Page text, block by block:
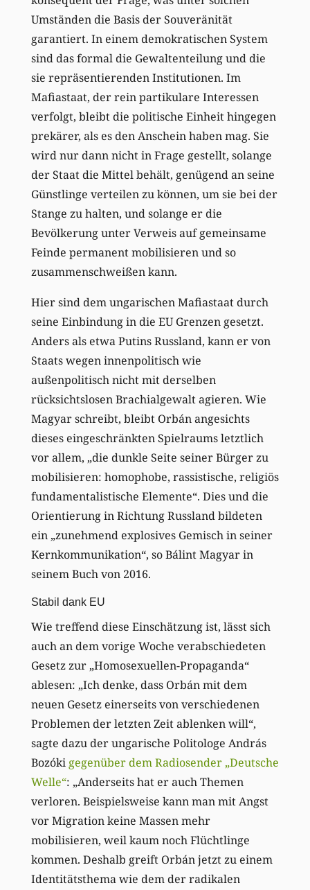
Umständen die Basis der Souveränität
garantiert. In einem demokratischen System
sind das formal die Gewaltenteilung und die
sie repräsentierenden Institutionen. Im
Mafiastaat, der rein partikulare Interessen
verfolgt, bleibt die politische Einheit hingegen
prekärer, als es den Anschein haben mag. Sie
wird nur dann nicht in Frage gestellt, solange
der Staat die Mittel behält, genügend an seine
Günstlinge verteilen zu können, um sie bei der
Stange zu halten, und solange er die
Bevölkerung unter Verweis auf gemeinsame
Feinde permanent mobilisieren und so
zusammenschweißen kann.
Hier sind dem ungarischen Mafiastaat durch
seine Einbindung in die EU Grenzen gesetzt.
Anders als etwa Putins Russland, kann er von
Staats wegen innenpolitisch wie
außenpolitisch nicht mit derselben
rücksichtslosen Brachialgewalt agieren. Wie
Magyar schreibt, bleibt Orbán angesichts
dieses eingeschränkten Spielraums letztlich
vor allem, „die dunkle Seite seiner Bürger zu
mobilisieren: homophobe, rassistische, religiös
fundamentalistische Elemente“. Dies und die
Orientierung in Richtung Russland bildeten
ein „zunehmend explosives Gemisch in seiner
Kernkommunikation“, so Bálint Magyar in
seinem Buch von 2016.
Stabil dank EU
Wie treffend diese Einschätzung ist, lässt sich
auch an dem vorige Woche verabschiedeten
Gesetz zur „Homosexuellen-Propaganda“
ablesen: „Ich denke, dass Orbán mit dem
neuen Gesetz einerseits von verschiedenen
Problemen der letzten Zeit ablenken will“,
sagte dazu der ungarische Politologe András
Bozóki gegenüber dem Radiosender „Deutsche
Welle“: „Anderseits hat er auch Themen
verloren. Beispielsweise kann man mit Angst
vor Migration keine Massen mehr
mobilisieren, weil kaum noch Flüchtlinge
kommen. Deshalb greift Orbán jetzt zu einem
Identitätsthema wie dem der radikalen